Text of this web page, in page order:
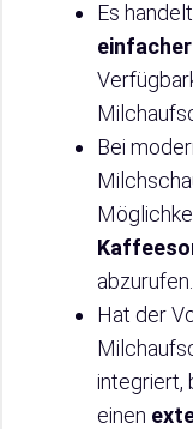
Es
Bei
abzurufen.
Hat der
integriert,
einen